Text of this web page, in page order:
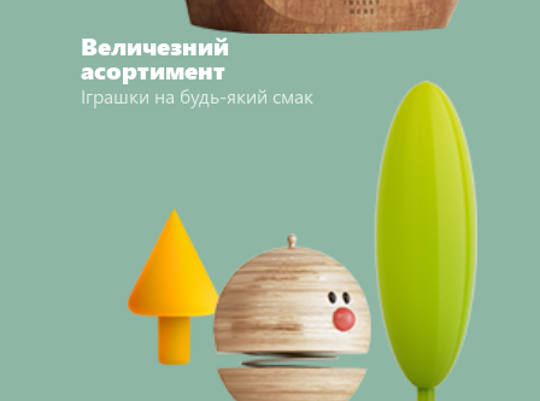
Величезний
асортимент
Іграшки на будь-який смак